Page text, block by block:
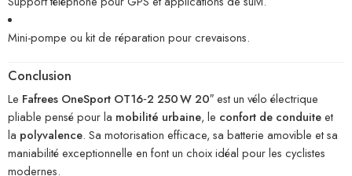
Mini-pompe ou kit de réparation pour crevaisons.
Conclusion
Le Fafrees OneSport OT16‑2 250 W 20″est un vélo électrique
pliable pensé pour la mobilité urbaine, le confort de conduiteet
la polyvalence. Sa motorisation efficace, sa batterie amovible et sa
maniabilité exceptionnelle en font un choix idéal pour les cyclistes
modernes.